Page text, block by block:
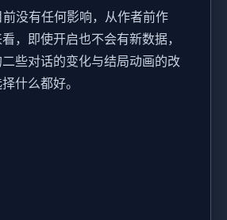
没有任何影响，从作者前作
，即使开启也不会有新数据，
些对话的变化与结局动画的改
什么都好。